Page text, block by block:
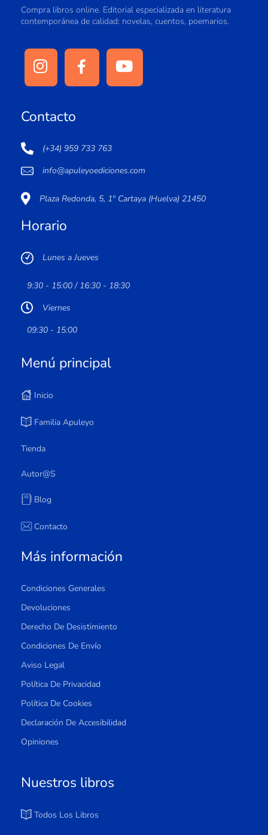
Compra libros online. Editorial especializada en literatura
contemporánea de calidad: novelas, cuentos, poemarios.
Contacto
(+34) 959 733 763
info@apuleyoediciones.com
Plaza Redonda, 5, 1º Cartaya (Huelva) 21450
Horario
Lunes a Jueves
9:30 - 15:00 / 16:30 - 18:30
Viernes
09:30 - 15:00
Menú principal
Inicio
Familia Apuleyo
Tienda
Autor@s
Blog
Contacto
Más información
Condiciones Generales
Devoluciones
Derecho De Desistimiento
Condiciones De Envío
Aviso Legal
Política De Privacidad
Política De Cookies
Declaración De Accesibilidad
Opiniones
Nuestros libros
Todos Los Libros